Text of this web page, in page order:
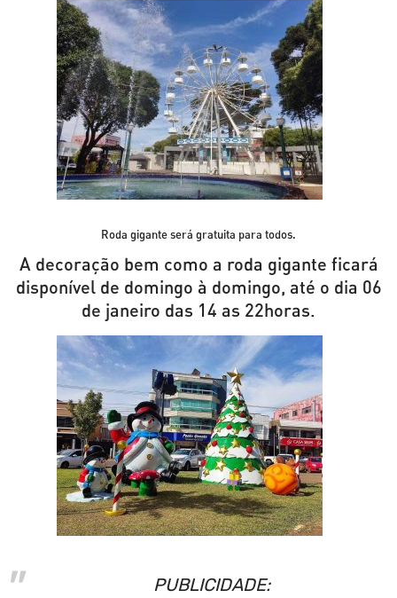
Roda gigante será gratuita para todos.
A decoração bem como a roda gigante ficará
disponível de domingo à domingo, até o dia 06
de janeiro das 14 as 22horas.
PUBLICIDADE: